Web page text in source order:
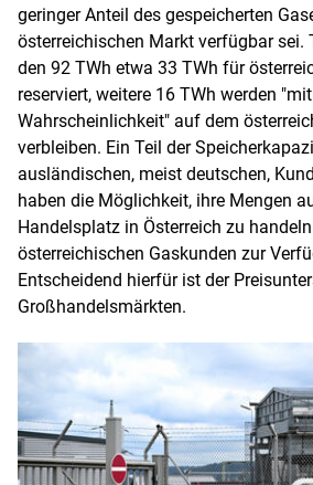
geringer Anteil des gespeicherten
österreichischen Markt verfügbar sei.
den 92 TWh etwa 33 TWh für
reserviert, weitere 16 TWh werden
Wahrscheinlichkeit" auf dem
verbleiben. Ein Teil der
ausländischen, meist deutschen,
haben die Möglichkeit, ihre Mengen
Handelsplatz in Österreich zu
österreichischen Gaskunden zur
Entscheidend hierfür ist der
Großhandelsmärkten.